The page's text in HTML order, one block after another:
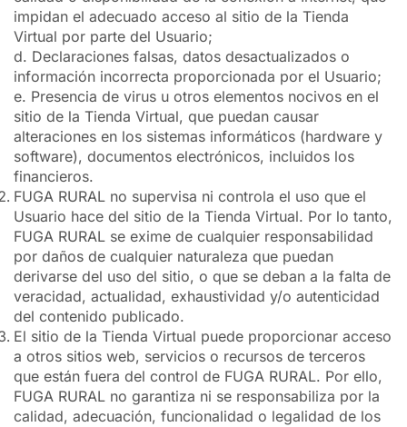
impidan el adecuado acceso al sitio de la Tienda
Virtual por parte del Usuario;
d. Declaraciones falsas, datos desactualizados o
información incorrecta proporcionada por el Usuario;
e. Presencia de virus u otros elementos nocivos en el
sitio de la Tienda Virtual, que puedan causar
alteraciones en los sistemas informáticos (hardware y
software), documentos electrónicos, incluidos los
financieros.
FUGA RURAL no supervisa ni controla el uso que el
Usuario hace del sitio de la Tienda Virtual. Por lo tanto,
FUGA RURAL se exime de cualquier responsabilidad
por daños de cualquier naturaleza que puedan
derivarse del uso del sitio, o que se deban a la falta de
veracidad, actualidad, exhaustividad y/o autenticidad
del contenido publicado.
El sitio de la Tienda Virtual puede proporcionar acceso
a otros sitios web, servicios o recursos de terceros
que están fuera del control de FUGA RURAL. Por ello,
FUGA RURAL no garantiza ni se responsabiliza por la
calidad, adecuación, funcionalidad o legalidad de los